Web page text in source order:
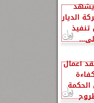
يشهد
الديار
تنفيذ
أعمال